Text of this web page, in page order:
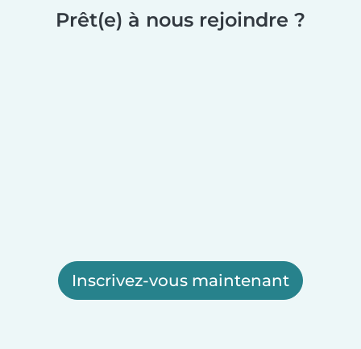
Prêt(e) à nous rejoindre ?
Inscrivez-vous maintenant